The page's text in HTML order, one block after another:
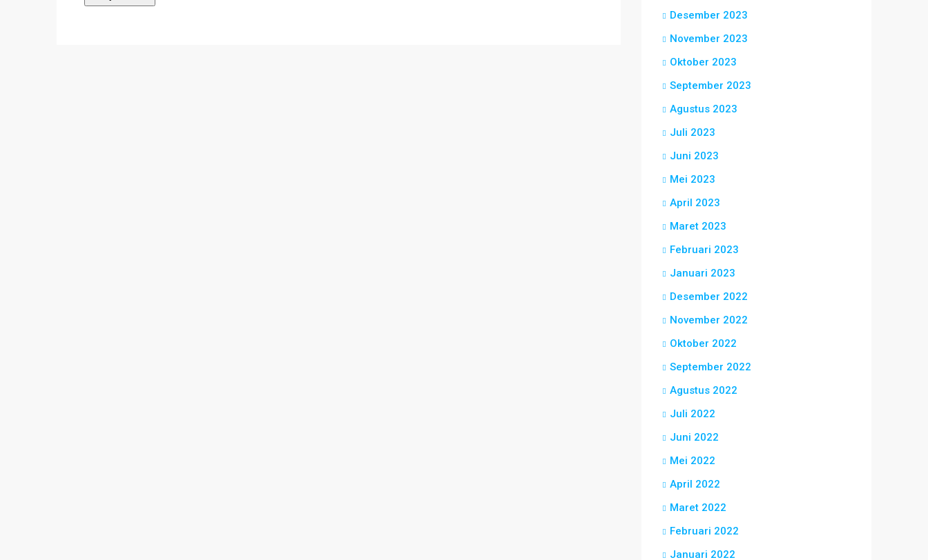
Desember 2023
November 2023
Oktober 2023
September 2023
Agustus 2023
Juli 2023
Juni 2023
Mei 2023
April 2023
Maret 2023
Februari 2023
Januari 2023
Desember 2022
November 2022
Oktober 2022
September 2022
Agustus 2022
Juli 2022
Juni 2022
Mei 2022
April 2022
Maret 2022
Februari 2022
Januari 2022